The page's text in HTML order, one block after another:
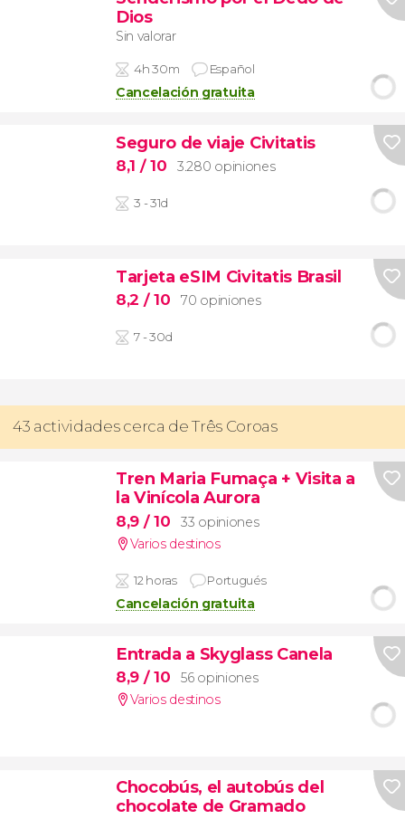
Dios
Sin valorar
4h 30m Español
Cancelación gratuita
Seguro de viaje Civitatis
8,1 / 10 3.280 opiniones
3 - 31d
Tarjeta eSIM Civitatis Brasil
8,2 / 10 70 opiniones
7 - 30d
43 actividades cerca de Três Coroas
Tren Maria Fumaça + Visita a
la Vinícola Aurora
8,9 / 10
33 opiniones
Varios destinos
12 horas Portugués
Cancelación gratuita
Entrada a Skyglass Canela
8,9 / 10
56 opiniones
Varios destinos
Chocobús, el autobús del
chocolate de Gramado